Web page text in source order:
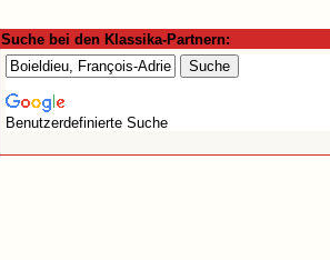
Suche bei den Klassika-Partnern:
Benutzerdefinierte Suche